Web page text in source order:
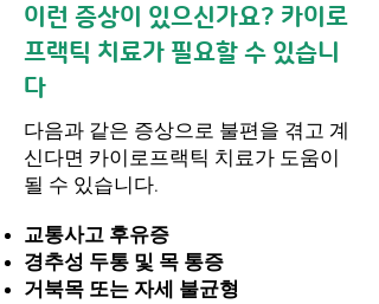
이런 증상이 있으신가요? 카이로
프랙틱 치료가 필요할 수 있습니
다
다음과 같은 증상으로 불편을 겪고 계
신다면 카이로프랙틱 치료가 도움이
될 수 있습니다.
교통사고 후유증
경추성 두통 및 목 통증
거북목 또는 자세 불균형